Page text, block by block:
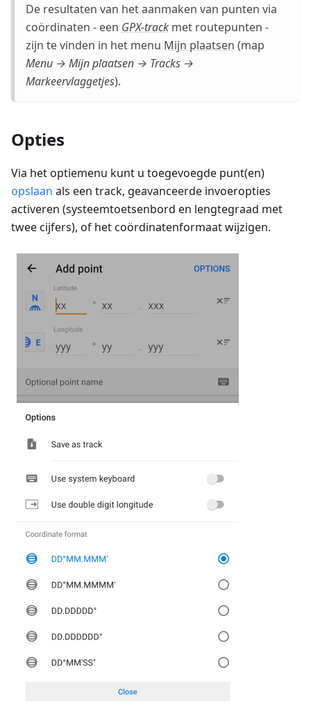
De resultaten van het aanmaken van punten via
coördinaten - een GPX-track met routepunten -
zijn te vinden in het menu Mijn plaatsen (map
Menu → Mijn plaatsen → Tracks →
Markeervlaggetjes).
Opties
Via het optiemenu kunt u toegevoegde punt(en)
opslaan als een track, geavanceerde invoeropties
activeren (systeemtoetsenbord en lengtegraad met
twee cijfers), of het coördinatenformaat wijzigen.